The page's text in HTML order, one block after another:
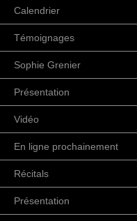
Calendrier
Témoignages
Sophie Grenier
Présentation
Vidéo
En ligne prochainement
Récitals
Présentation